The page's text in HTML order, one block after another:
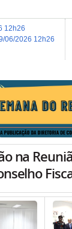
12h26
06/2026 12h26
na